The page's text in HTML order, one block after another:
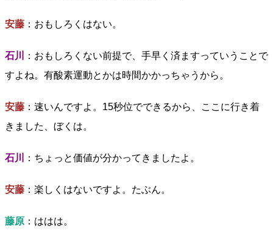
安藤 ：おもしろくはない。
石川
：おもしろくない前提で、手早く済ますっていうことで
すよね。有酸素運動とかは時間かかっちゃうから。
安藤 ：速いんですよ。15秒位でできるから、ここに行き着
きました、ぼくは。
石川 ：ちょっと価値が分かってきましたよ。
安藤 ：楽しくはないですよ。たぶん。
藤原 ：ははは。